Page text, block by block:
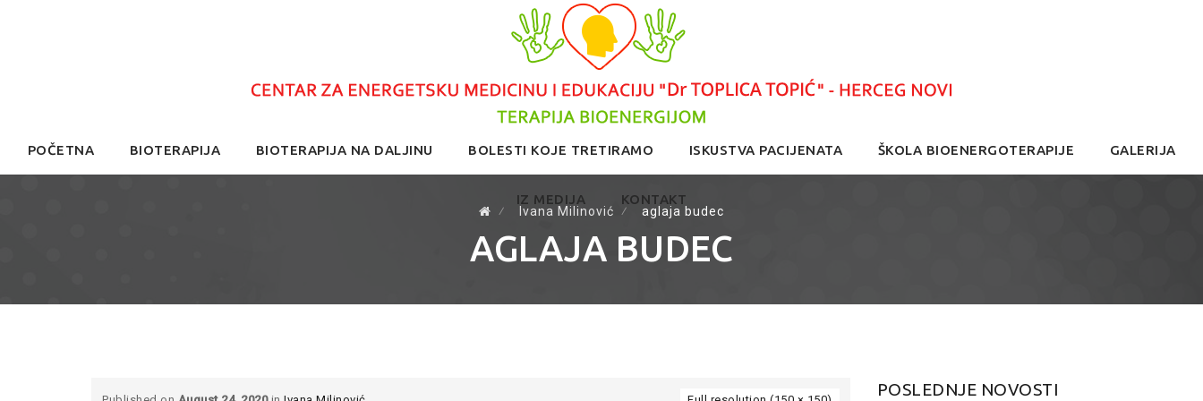
content
POČETNA BIOTERAPIJA BIOTERAPIJA NA DALJINU BOLESTI KOJE TRETIRAMO ISKUSTVA PACIJENATA ŠKOLA BIOENERGOTERAPIJE GALERIJA
IZ MEDIJA KONTAKT
⁄ Ivana Milinović ⁄ aglaja budec
AGLAJA BUDEC
POSLEDNJE NOVOSTI